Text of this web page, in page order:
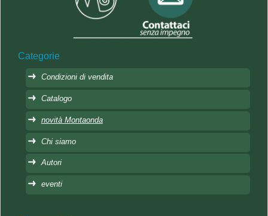
Categorie
Condizioni di vendita
Catalogo
novità Montaonda
Chi siamo
Autori
eventi